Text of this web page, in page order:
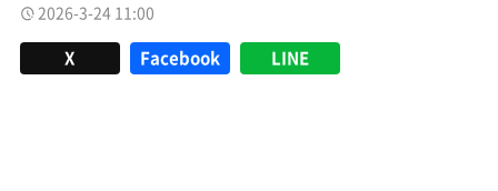
2026-3-24 11:00
X Facebook LINE